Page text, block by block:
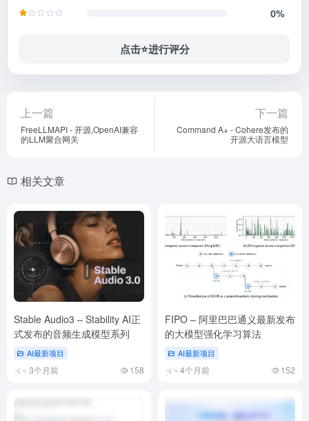
0%
点击⭐️进行评分
上一篇
FreeLLMAPI - 开源,OpenAI兼容
的LLM聚合网关
下一篇
Command A+ - Cohere发布的
开源大语言模型
相关文章
Stable Audio3 – Stability AI正
式发布的音频生成模型系列
AI最新项目
3个月前 158
FIPO – 阿里巴巴通义最新发布
的大模型强化学习算法
AI最新项目
4个月前 152